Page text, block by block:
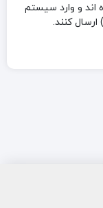
اند و وارد سیستم
کنند.